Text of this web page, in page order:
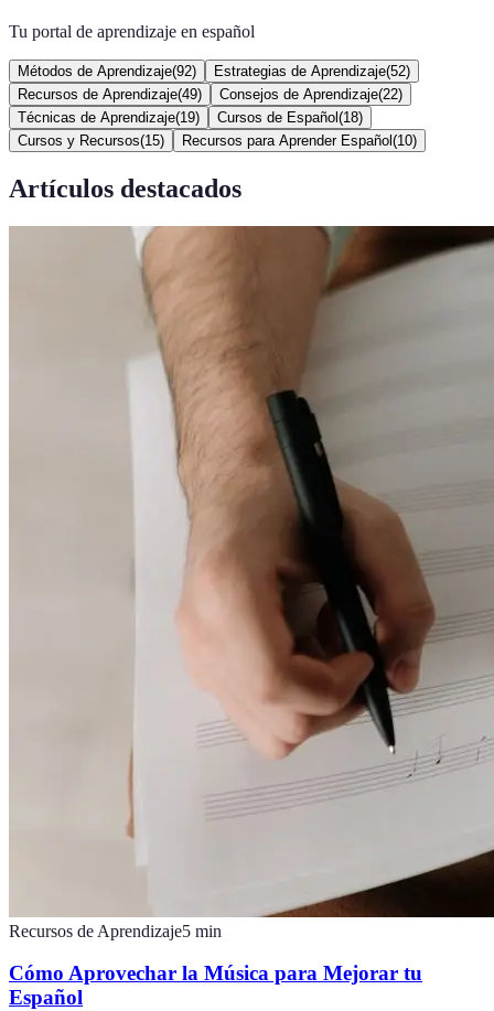
Tu portal de aprendizaje en español
Métodos de Aprendizaje(92) Estrategias de Aprendizaje(52)
Recursos de Aprendizaje(49) Consejos de Aprendizaje(22)
Técnicas de Aprendizaje(19) Cursos de Español (18)
Cursos y Recursos(15) Recursos para Aprender Español (10)
Artículos destacados
Recursos de Aprendizaje5 min
Cómo Aprovechar la Música para Mejorar tu
Español